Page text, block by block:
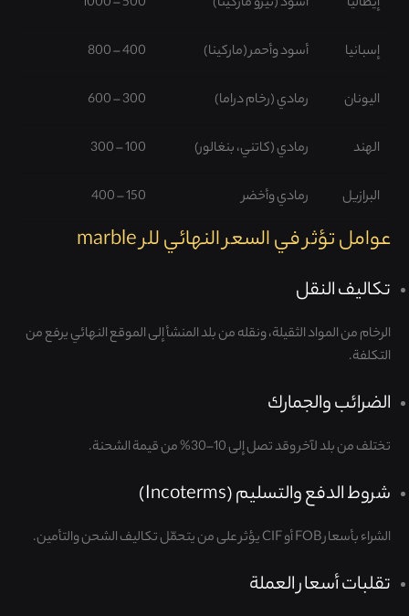
إسبانيا أسود وأحمر (ماركينا) 400 – 800
اليونان رمادي (رخام دراما) 300 – 600
الهند رمادي (كاتني، بنغالور) 100 – 300
البرازيل رمادي وأخضر 150 – 400
عوامل تؤثر في السعر النهائي للر marble
تكاليف النقل
الرخام من المواد الثقيلة، ونقله من بلد المنشأ إلى الموقع النهائي يرفع من
التكلفة.
الضرائب والجمارك
تختلف من بلد لآخر وقد تصل إلى 10–30% من قيمة الشحنة.
شروط الدفع والتسليم (Incoterms)
الشراء بأسعار FOB أو CIF يؤثر على من يتحمّل تكاليف الشحن والتأمين.
تقلبات أسعار العملة